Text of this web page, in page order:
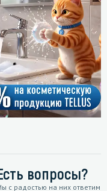
вопросы?
с радостью на них ответим